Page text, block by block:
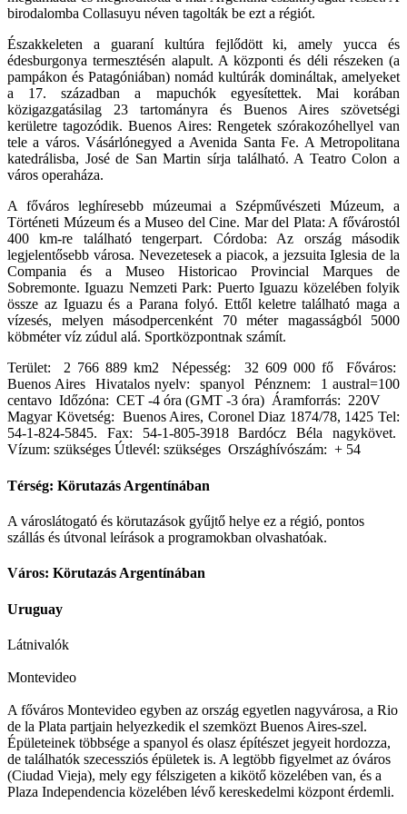
birodalomba Collasuyu néven tagolták be ezt a régiót.
Északkeleten a guaraní kultúra fejlődött ki, amely yucca és
édesburgonya termesztésén alapult. A központi és déli részeken (a
pampákon és Patagóniában) nomád kultúrák domináltak, amelyeket
a 17. században a mapuchók egyesítettek. Mai korában
közigazgatásilag 23 tartományra és Buenos Aires szövetségi
kerületre tagozódik. Buenos Aires: Rengetek szórakozóhellyel van
tele a város. Vásárlónegyed a Avenida Santa Fe. A Metropolitana
katedrálisba, José de San Martin sírja található. A Teatro Colon a
város operaháza.
A főváros leghíresebb múzeumai a Szépművészeti Múzeum, a
Történeti Múzeum és a Museo del Cine. Mar del Plata: A fővárostól
400 km-re található tengerpart. Córdoba: Az ország második
legjelentősebb városa. Nevezetesek a piacok, a jezsuita Iglesia de la
Compania és a Museo Historicao Provincial Marques de
Sobremonte. Iguazu Nemzeti Park: Puerto Iguazu közelében folyik
össze az Iguazu és a Parana folyó. Ettől keletre található maga a
vízesés, melyen másodpercenként 70 méter magasságból 5000
köbméter víz zúdul alá. Sportközpontnak számít.
Terület: 2 766 889 km2 Népesség: 32 609 000 fő Főváros:
Buenos Aires Hivatalos nyelv: spanyol Pénznem: 1 austral=100
centavo Időzóna: CET -4 óra (GMT -3 óra) Áramforrás: 220V
Magyar Követség: Buenos Aires, Coronel Diaz 1874/78, 1425 Tel:
54-1-824-5845. Fax: 54-1-805-3918 Bardócz Béla nagykövet.
Vízum: szükséges Útlevél: szükséges Országhívószám: + 54
Térség: Körutazás Argentínában
A városlátogató és körutazások gyűjtő helye ez a régió, pontos
szállás és útvonal leírások a programokban olvashatóak.
Város: Körutazás Argentínában
Uruguay
Látnivalók
Montevideo
A főváros Montevideo egyben az ország egyetlen nagyvárosa, a Rio
de la Plata partjain helyezkedik el szemközt Buenos Aires-szel.
Épületeinek többsége a spanyol és olasz építészet jegyeit hordozza,
de találhatók szecessziós épületek is. A legtöbb figyelmet az óváros
(Ciudad Vieja), mely egy félszigeten a kikötő közelében van, és a
Plaza Independencia közelében lévő kereskedelmi központ érdemli.